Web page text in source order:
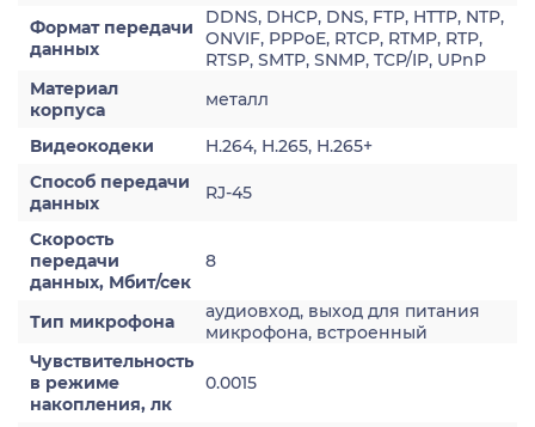
Формат передачи
данных
DDNS, DHCP, DNS, FTP, HTTP, NTP,
ONVIF, PPPoE, RTCP, RTMP, RTP,
RTSP, SMTP, SNMP, TCP/IP, UPnP
Материал
корпуса
металл
Видеокодеки
H.264, H.265, H.265+
Способ передачи
данных
RJ-45
Скорость
передачи
данных, Мбит/сек
8
Тип микрофона
аудиовход, выход для питания
микрофона, встроенный
Чувствительность
в режиме
накопления, лк
0.0015